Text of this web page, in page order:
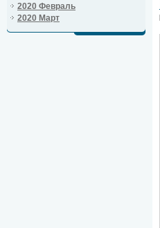
2020 Февраль
2020 Март